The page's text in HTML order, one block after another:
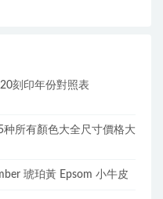
刻印年份對照表
种所有顏色大全尺寸價格大
琥珀黃 Epsom 小牛皮